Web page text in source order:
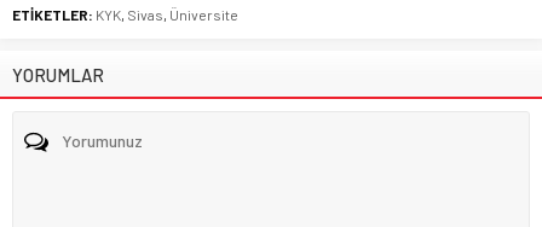
ETİKETLER: KYK Sivas Üniversite
YORUMLAR